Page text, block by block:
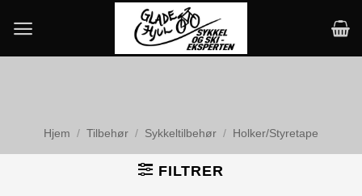
content
Hjem / Tilbehør / Sykkeltilbehør / Holker/Styretape
FILTRER